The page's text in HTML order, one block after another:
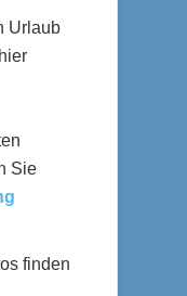
Urlaub
Sie
finden